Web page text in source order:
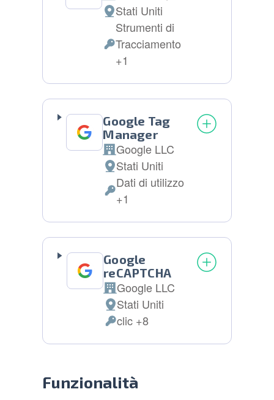
Luogo
trattamento:
Stati Uniti
Dati
Personali
trattati:
Strumenti di
Tracciamento
+1
Google Tag
Manager
Azienda:
Google LLC
Luogo
del
trattamento:
Stati Uniti
Dati
Dati di utilizzo
+1
Google
reCAPTCHA
Azienda:
Google LLC
Luogo
del
trattamento:
Stati Uniti
Dati
Personali
clic +8
Funzionalità